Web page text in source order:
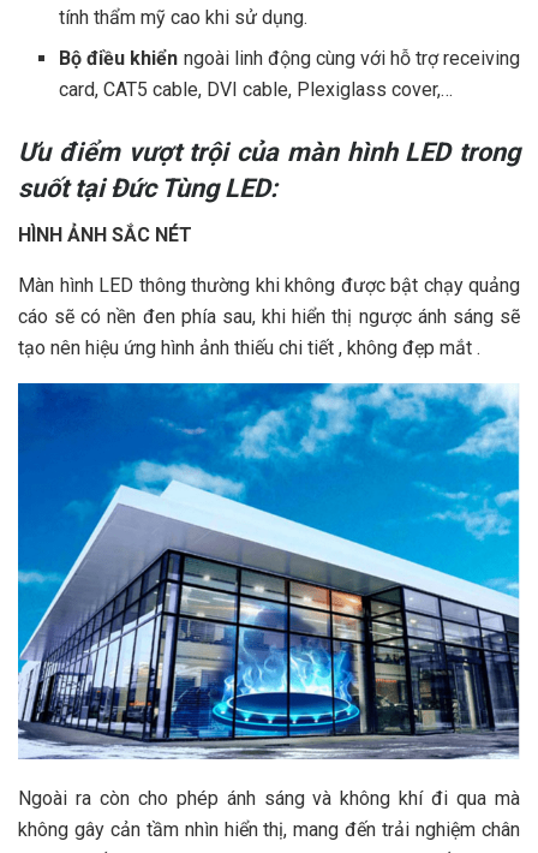
tính thẩm mỹ cao khi sử dụng.
Bộ điều khiển ngoài linh động cùng với hỗ trợreceiving
card, CAT5 cable, DVI cable, Plexiglass cover,…
Ưu điểm vượt trội của màn hình LED trong
suốt tại Đức Tùng LED:
HÌNH ẢNH SẮC NÉT
Màn hình LED thông thường khi không được bật chạy quảng
cáo sẽ có nền đen phía sau, khi hiển thị ngược ánh sáng sẽ
tạo nên hiệu ứng hình ảnh thiếu chi tiết , không đẹp mắt .
Ngoài ra còn cho phép ánh sáng và không khí đi qua mà
không gây cản tầm nhìn hiển thị, mang đến trải nghiệm chân